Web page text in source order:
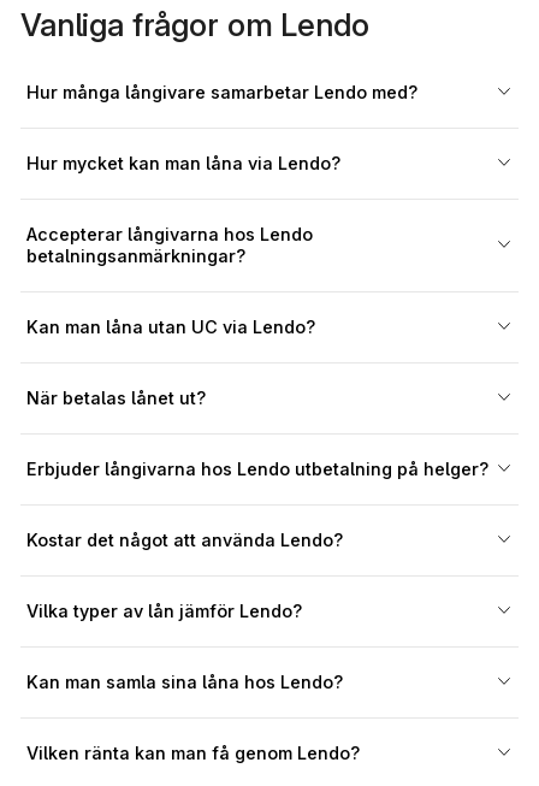
Vanliga frågor om Lendo
Hur många långivare samarbetar Lendo med?
Hur mycket kan man låna via Lendo?
Accepterar långivarna hos Lendo
betalningsanmärkningar?
Kan man låna utan UC via Lendo?
När betalas lånet ut?
Erbjuder långivarna hos Lendo utbetalning på helger?
Kostar det något att använda Lendo?
Vilka typer av lån jämför Lendo?
Kan man samla sina låna hos Lendo?
Vilken ränta kan man få genom Lendo?